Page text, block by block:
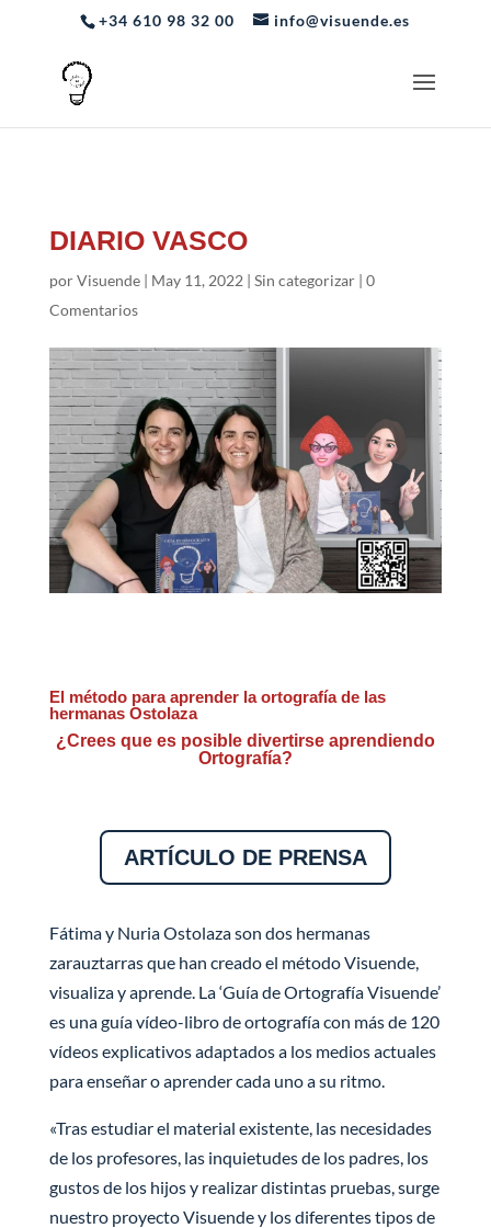
+34 610 98 32 00 info@visuende.es
DIARIO VASCO
porVisuende| May 11, 2022 | Sin categorizar| 0
Comentarios
El método para aprender la ortografía de las
hermanas Ostolaza
¿Crees que es posible divertirse aprendiendo
Ortografía?
ARTÍCULO DE PRENSA
Fátima y Nuria Ostolaza son dos hermanas
zarauztarras que han creado el método Visuende,
visualiza y aprende. La ‘Guía de Ortografía Visuende’
es una guía vídeo-libro de ortografía con más de 120
vídeos explicativos adaptados a los medios actuales
para enseñar o aprender cada uno a su ritmo.
«Tras estudiar el material existente, las necesidades
de los profesores, las inquietudes de los padres, los
gustos de los hijos y realizar distintas pruebas, surge
nuestro proyecto Visuende y los diferentes tipos de